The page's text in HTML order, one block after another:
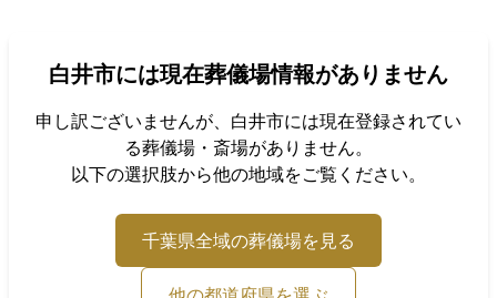
会社概要 店舗用地募集
白井市には現在葬儀場情報がありません
申し訳ございませんが、 白井市には現在登録されてい
る葬儀場・斎場がありません。
以下の選択肢から他の地域をご覧ください。
千葉県全域の葬儀場を見る